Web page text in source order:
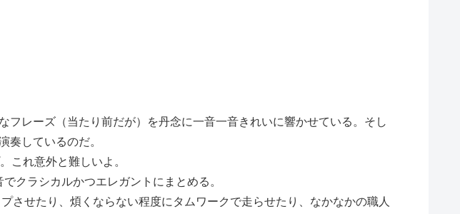
レーズ（当たり前だが）を丹念に一音一音きれいに響かせている。そし
奏しているのだ。
これ意外と難しいよ。
クラシカルかつエレガントにまとめる。
させたり、煩くならない程度にタムワークで走らせたり、なかなかの職人